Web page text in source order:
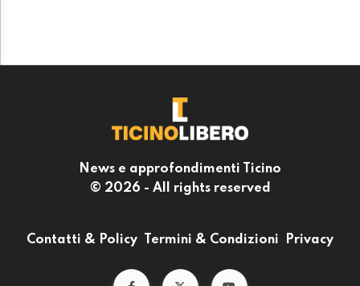
News e approfondimenti Ticino
© 2026 - All rights reserved
Contatti & Policy Termini & Condizioni Privacy